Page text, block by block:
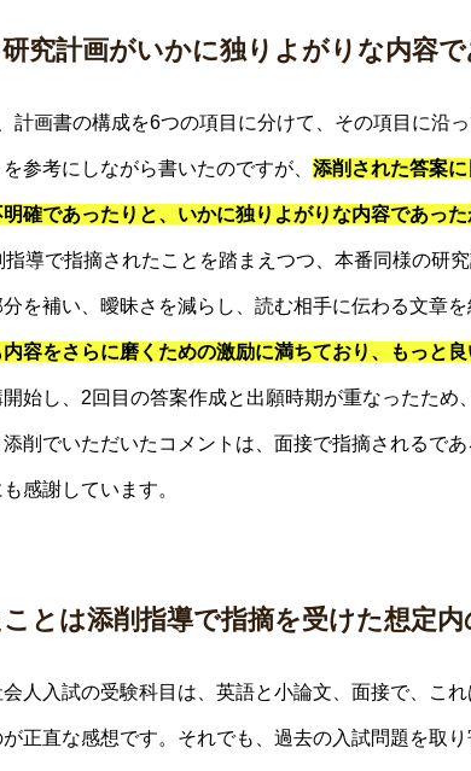
究計画がいかに独りよがりな内容
計画書の構成を6つの項目に分けて、その項目に沿
参考にしながら書いたのですが、 添削された答案
確であったりと、いかに独りよがりな内容であった
導で指摘されたことを踏まえつつ、本番同様の研
を補い、曖昧さを減らし、読む相手に伝わる文章
容をさらに磨くための激励に満ちており、もっと良
始し、2回目の答案作成と出願時期が重なったため
削でいただいたコメントは、面接で指摘されるで
感謝しています。
とは添削指導で指摘を受けた想定
人入試の受験科目は、英語と小論文、面接で、こ
正直な感想です。それでも、過去の入試問題を取